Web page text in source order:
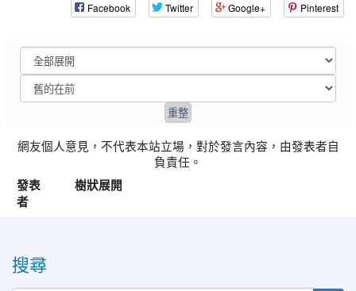
Facebook Twitter Google+ Pinterest
網友個人意見，不代表本站立場，對於發言內容，由發表者自
負責任。
發表
者
樹狀展開
搜尋